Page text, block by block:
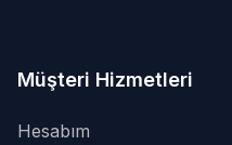
Müşteri Hizmetleri
Hesabım